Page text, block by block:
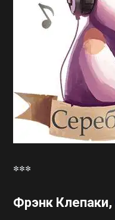
***
Фрэнк Клепаки,